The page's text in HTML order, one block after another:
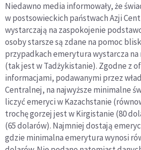
Niedawno media informowały, że
w postsowieckich państwach Azji
wystarczają na zaspokojenie
osoby starsze są zdane na pomoc
przypadkach emerytura wystarcza na
(tak jest w Tadżykistanie). Zgodne z
informacjami, podawanymi przez
Centralnej, na najwyższe minimalne
liczyć emeryci w Kazachstanie
trochę gorzej jest w Kirgistanie (80
(65 dolarów). Najmniej dostają
gdzie minimalna emerytura wynosi